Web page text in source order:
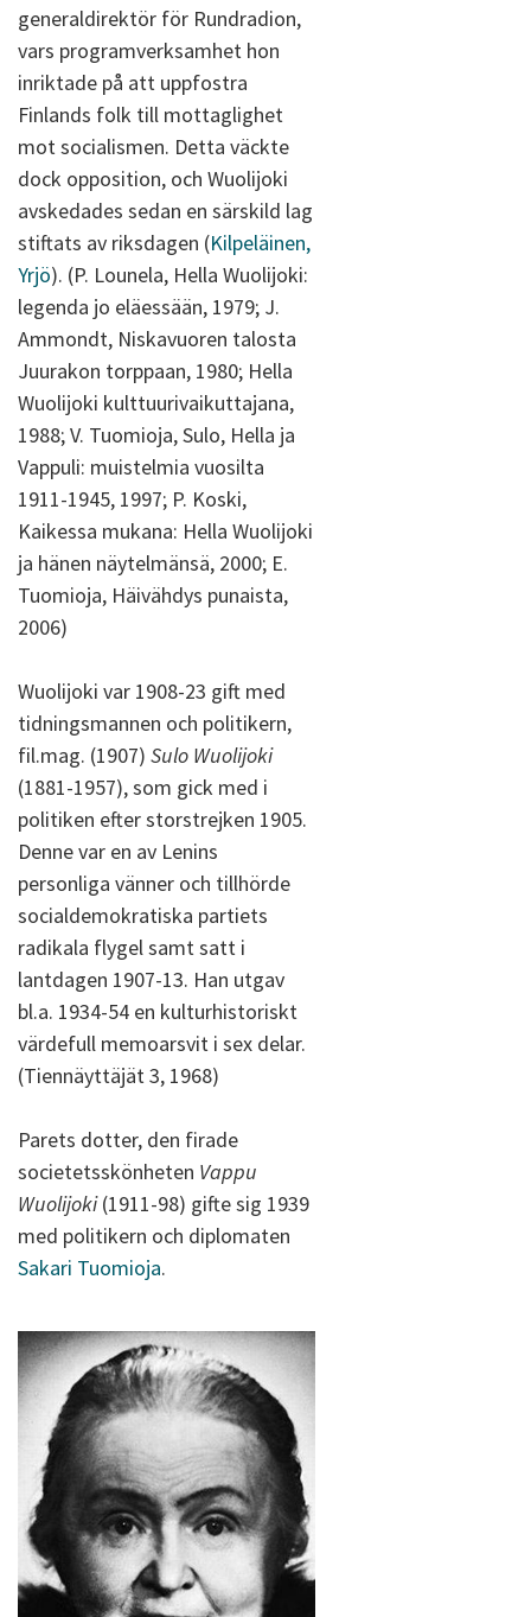
generaldirektör för Rundradion,
vars programverksamhet hon
inriktade på att uppfostra
Finlands folk till mottaglighet
mot socialismen. Detta väckte
dock opposition, och Wuolijoki
avskedades sedan en särskild lag
stiftats av riksdagen (Kilpeläinen,
Yrjö). (P. Lounela, Hella Wuolijoki:
legenda jo eläessään, 1979; J.
Ammondt, Niskavuoren talosta
Juurakon torppaan, 1980; Hella
Wuolijoki kulttuurivaikuttajana,
1988; V. Tuomioja, Sulo, Hella ja
Vappuli: muistelmia vuosilta
1911-1945, 1997; P. Koski,
Kaikessa mukana: Hella Wuolijoki
ja hänen näytelmänsä, 2000; E.
Tuomioja, Häivähdys punaista,
2006)
Wuolijoki var 1908-23 gift med
tidningsmannen och politikern,
fil.mag. (1907) Sulo Wuolijoki
(1881-1957), som gick med i
politiken efter storstrejken 1905.
Denne var en av Lenins
personliga vänner och tillhörde
socialdemokratiska partiets
radikala flygel samt satt i
lantdagen 1907-13. Han utgav
bl.a. 1934-54 en kulturhistoriskt
värdefull memoarsvit i sex delar.
(Tiennäyttäjät 3, 1968)
Parets dotter, den firade
societetsskönheten Vappu
Wuolijoki(1911-98) gifte sig 1939
med politikern och diplomaten
Sakari Tuomioja.